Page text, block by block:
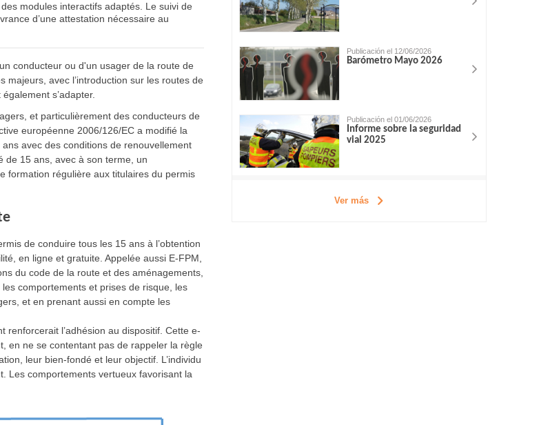
modules interactifs adaptés. Le suivi de
d’une attestation nécessaire au
conducteur ou d'un usager de la route de
majeurs, avec l’introduction sur les routes de
s’adapter.
et particulièrement des conducteurs de
européenne 2006/126/EC a modifié la
avec des conditions de renouvellement
de 15 ans, avec à son terme, un
formation régulière aux titulaires du permis
de conduire tous les 15 ans à l’obtention
en ligne et gratuite. Appelée aussi E-FPM,
du code de la route et des aménagements,
comportements et prises de risque, les
et en prenant aussi en compte les
l’adhésion au dispositif. Cette e-
en ne se contentant pas de rappeler la règle
leur bien-fondé et leur objectif. L’individu
Les comportements vertueux favorisant la
Publicación el 12/06/2026
Barómetro Mayo 2026
Publicación el 01/06/2026
Informe sobre la seguridad
vial 2025
Ver más